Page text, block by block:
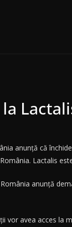
anunță că
Lactalis
anunță
vor avea acces la